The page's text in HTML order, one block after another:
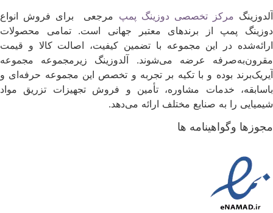
مرکز تخصصی دوزینگ پمپ مرجعی برای فروش انواع
دوزینگ پمپ از برندهای معتبر جهانی است. تمامی محصولات
ارائه‌شده در این مجموعه با تضمین کیفیت، اصالت کالا و قیمت
مقرون‌به‌صرفه عرضه می‌شوند. آلدوزینگ زیرمجموعه مجموعه
آیریک‌برند بوده و با تکیه بر تجربه و تخصص این مجموعه حرفه‌ای و
باسابقه، خدمات مشاوره، تأمین و فروش تجهیزات تزریق مواد
شیمیایی را به صنایع مختلف ارائه می‌دهد.
مجوزها وگواهینامه ها